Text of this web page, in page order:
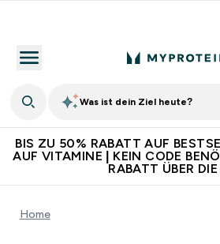
Was ist dein Ziel heute?
BIS ZU 50% RABATT AUF
AUF VITAMINE | KEIN CODE
RABATT ÜBER DIE
Home